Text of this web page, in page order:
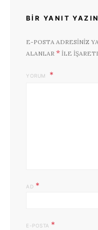
BIR YANIT YAZIN
E-POSTA ADRESINIZ
ALANLAR * ILE
YORUM
AD *
E-POSTA *